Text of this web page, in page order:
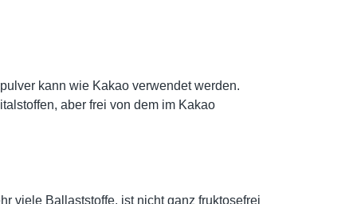
kann wie Kakao verwendet werden.
aber frei von dem im Kakao
viele Ballaststoffe, ist nicht ganz fruktosefrei